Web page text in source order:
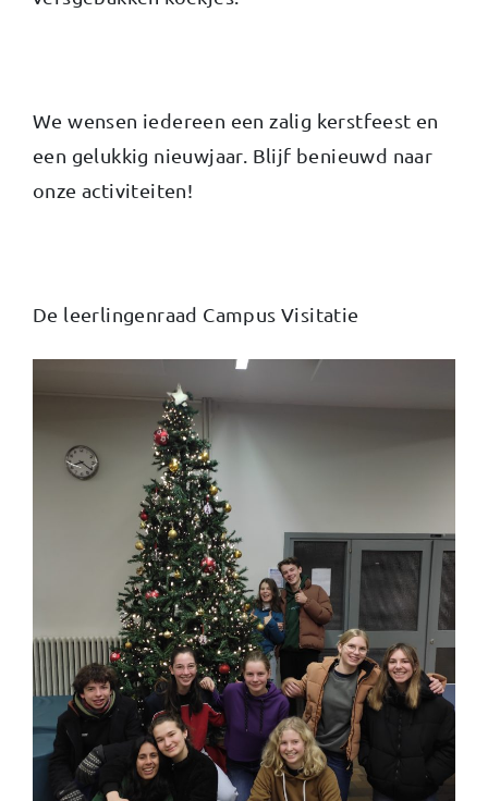
We wensen iedereen een zalig kerstfeest en
een gelukkig nieuwjaar. Blijf benieuwd naar
onze activiteiten!
De leerlingenraad Campus Visitatie